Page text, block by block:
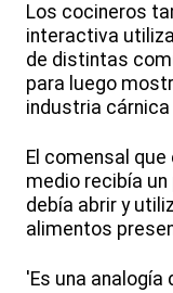
Los cocineros
interactiva
de distintas
para luego
industria
El comensal
medio recibía
debía abrir y
alimentos
'Es una